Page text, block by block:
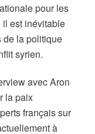
pour les
il est inévitable
de la politique
syrien.
avec Aron
la paix
français sur
à